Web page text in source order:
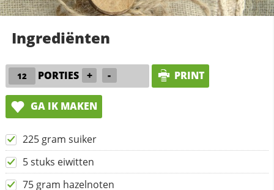
Ingrediënten
PORTIES + - PRINT
GA IK MAKEN
225 gram suiker
5 stuks eiwitten
75 gram hazelnoten